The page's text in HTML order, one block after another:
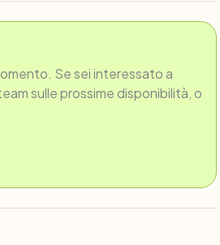
Se sei interessato a
sulle prossime disponibilità, o